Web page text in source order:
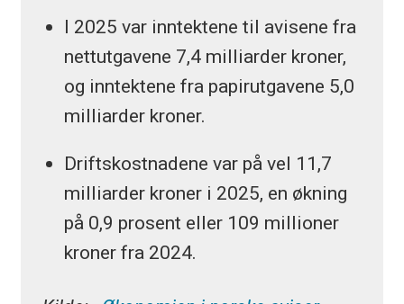
I 2025 var inntektene til avisene fra
nettutgavene 7,4 milliarder kroner,
og inntektene fra papirutgavene 5,0
milliarder kroner.
Driftskostnadene var på vel 11,7
milliarder kroner i 2025, en økning
på 0,9 prosent eller 109 millioner
kroner fra 2024.